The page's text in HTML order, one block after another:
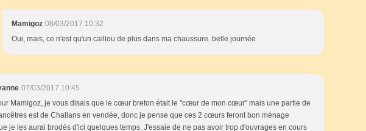
Mamigoz 08/03/2017 10:32
Oui, mais, ce n'est qu'un caillou de plus dans ma chaussure. belle journée
07/03/2017 10:45
Mamigoz, je vous disais que le cœur breton était le "cœur de mon cœur" mais une partie de
est de Challans en vendée, donc je pense que ces 2 cœurs feront bon ménage
je les aurai brodés d'ici quelques temps. J'essaie de ne pas avoir trop d'ouvrages en cours